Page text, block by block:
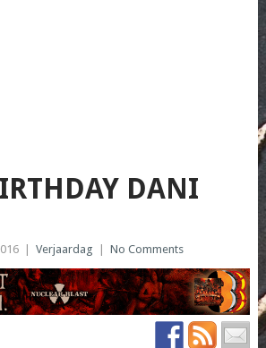
DANI
Verjaardag No Comments